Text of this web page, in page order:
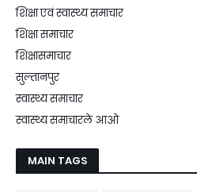
शिक्षा एवं स्वास्थ्य समाचार
शिक्षा समाचार
शिक्षासमाचार
सुल्तानपुर
स्वास्थ्य समाचार
स्वास्थ्य समाचारले आओ
MAIN TAGS